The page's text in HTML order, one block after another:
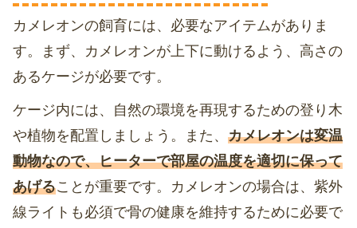
カメレオンの飼育には、必要なアイテムがありま
す。まず、カメレオンが上下に動けるよう、高さの
あるケージが必要です。
ケージ内には、自然の環境を再現するための登り木
や植物を配置しましょう。また、 カメレオンは変温
動物なので、ヒーターで部屋の温度を適切に保って
あげることが重要です。カメレオンの場合は、紫外
線ライトも必須で骨の健康を維持するために必要で